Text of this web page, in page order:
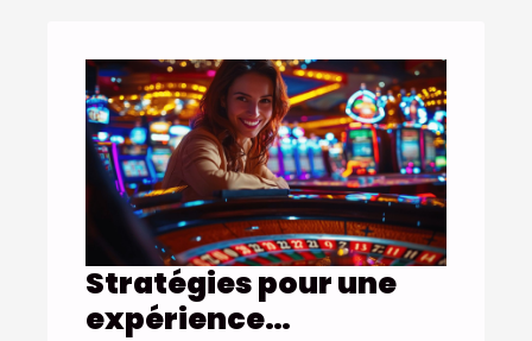
Stratégies pour une
expérience